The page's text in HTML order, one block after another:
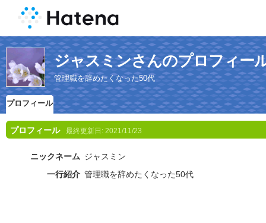
ジャスミンさんのプロフィー
管理職を辞めたくなった50代
プロフィール
プロフィール 最終更新日: 2021/11/23
ニックネーム ジャスミン
一行紹介 管理職を辞めたくなった50代